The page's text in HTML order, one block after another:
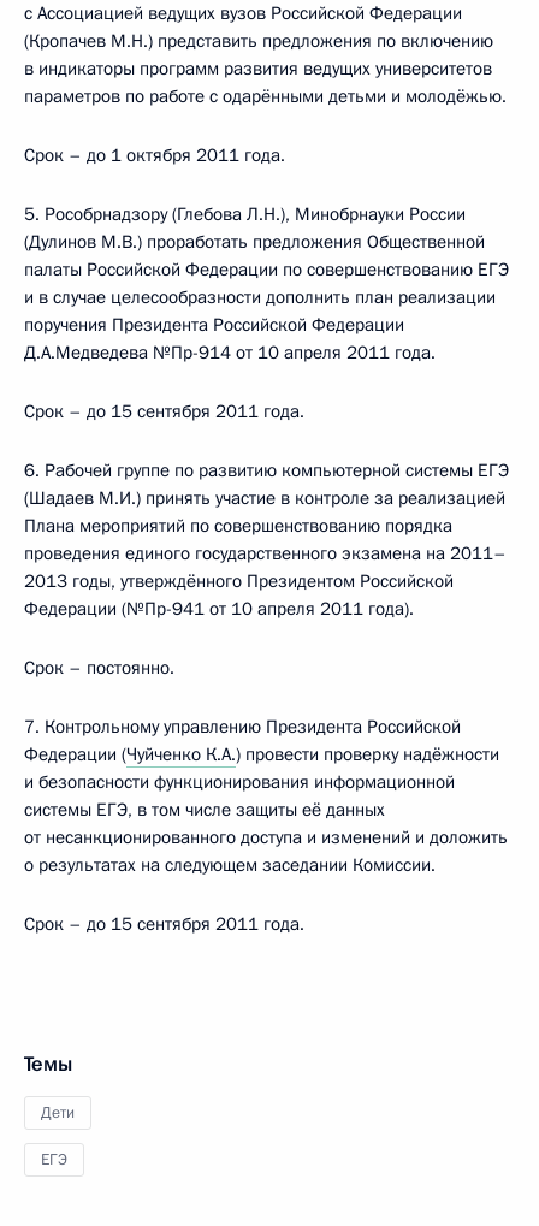
с Ассоциацией ведущих вузов Российской Федерации
(Кропачев М.Н.) представить предложения по включению
в индикаторы программ развития ведущих университетов
параметров по работе с одарёнными детьми и молодёжью.
Срок – до 1 октября 2011 года.
5. Рособрнадзору (Глебова Л.Н.), Минобрнауки России
(Дулинов М.В.) проработать предложения Общественной
палаты Российской Федерации по совершенствованию ЕГЭ
и в случае целесообразности дополнить план реализации
поручения Президента Российской Федерации
Д.А.Медведева №Пр-914 от 10 апреля 2011 года.
Срок – до 15 сентября 2011 года.
6. Рабочей группе по развитию компьютерной системы ЕГЭ
(Шадаев М.И.) принять участие в контроле за реализацией
Плана мероприятий по совершенствованию порядка
проведения единого государственного экзамена на 2011–
2013 годы, утверждённого Президентом Российской
Федерации (№Пр-941 от 10 апреля 2011 года).
Срок – постоянно.
7. Контрольному управлению Президента Российской
Федерации (Чуйченко К.А.) провести проверку надёжности
и безопасности функционирования информационной
системы ЕГЭ, в том числе защиты её данных
от несанкционированного доступа и изменений и доложить
о результатах на следующем заседании Комиссии.
Срок – до 15 сентября 2011 года.
Темы
Дети
ЕГЭ